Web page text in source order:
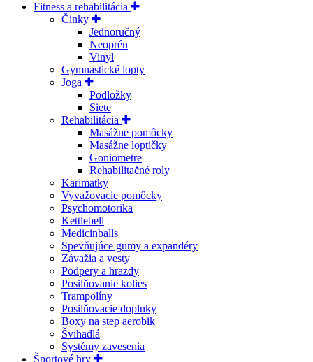
Fitness a rehabilitácia
Činky
Jednoručný
Neoprén
Vinyl
Gymnastické lopty
Joga
Podložky
Siete
Rehabilitácia
Masážne pomôcky
Masážne loptičky
Goniometre
Rehabilitačné roly
Karimatky
Vyvažovacie pomôcky
Psychomotorika
Kettlebell
Medicinballs
Spevňujúce gumy a expandéry
Závažia a vesty
Podpery a hrazdy
Posilňovanie kolies
Trampolíny
Posilňovacie doplnky
Boxy na step aerobik
Švihadlá
Systémy zavesenia
Športové hry